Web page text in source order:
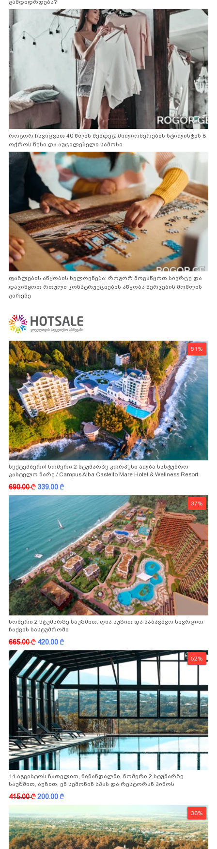
გამდიდრდება?
როგორ ჩავიცვათ 40 წლის შემდეგ: მილიონერების სტილისტის 8
ოქროს წესი და აუცილებელი სამოსი
ფაზლების აწყობის ხელოვნება: როგორ მოვაწყოთ სივრცე და
დავიწყოთ რთული კონსტრუქციების აწყობა ნერვების მოშლის
გარეშე
51%
სექტემბერი! ნომერი 2 სტუმარზე კორპუსი ალბა სასტუმრო
კასტელო მარე / Campus Alba Castello Mare Hotel & Wellness Resort
-სგან!
690.00k 339.00k
37%
ნომერი 2 სტუმარზე საუზმით, ღია აუზით და საბავშვო სივრცით
ჩაქვის სასტუმროში
665.00k 420.00k
52%
14 აგვისტოს ჩათვლით, წინანდალში, ნომერი 2 სტუმარზე
საუზმით, აუზით, ენ სემონინ სპას და რესტორან პინოს
415.00k200.00k
36%